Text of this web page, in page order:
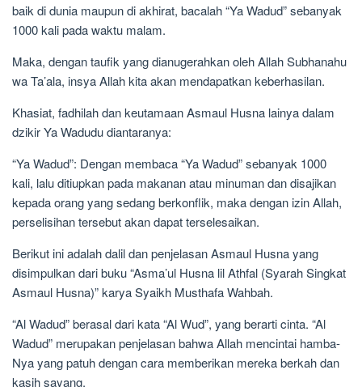
baik di dunia maupun di akhirat, bacalah “Ya Wadud” sebanyak
1000 kali pada waktu malam.
Maka, dengan taufik yang dianugerahkan oleh Allah Subhanahu
wa Ta’ala, insya Allah kita akan mendapatkan keberhasilan.
Khasiat, fadhilah dan keutamaan Asmaul Husna lainya dalam
dzikir Ya Wadudu diantaranya:
“Ya Wadud”: Dengan membaca “Ya Wadud” sebanyak 1000
kali, lalu ditiupkan pada makanan atau minuman dan disajikan
kepada orang yang sedang berkonflik, maka dengan izin Allah,
perselisihan tersebut akan dapat terselesaikan.
Berikut ini adalah dalil dan penjelasan Asmaul Husna yang
disimpulkan dari buku “Asma’ul Husna lil Athfal (Syarah Singkat
Asmaul Husna)” karya Syaikh Musthafa Wahbah.
“Al Wadud” berasal dari kata “Al Wud”, yang berarti cinta. “Al
Wadud” merupakan penjelasan bahwa Allah mencintai hamba-
Nya yang patuh dengan cara memberikan mereka berkah dan
kasih sayang.